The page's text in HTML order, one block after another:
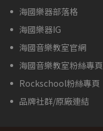
海國樂器部落格
海國樂器IG
海國音樂教室官網
海國音樂教室粉絲專頁
Rockschool粉絲專頁
品牌社群/原廠連結